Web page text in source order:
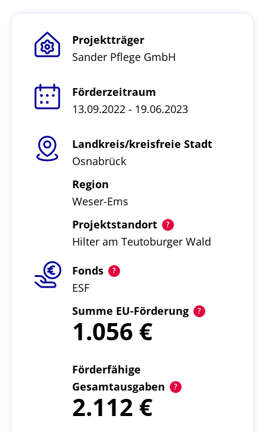
Projektträger
Sander Pflege GmbH
Förderzeitraum
13.09.2022 - 19.06.2023
Landkreis/kreisfreie Stadt
Osnabrück
Region
Weser-Ems
Projektstandort
Hilter am Teutoburger Wald
Fonds
ESF
Summe EU-Förderung
1.056
Förderfähige
Gesamtausgaben
2.112